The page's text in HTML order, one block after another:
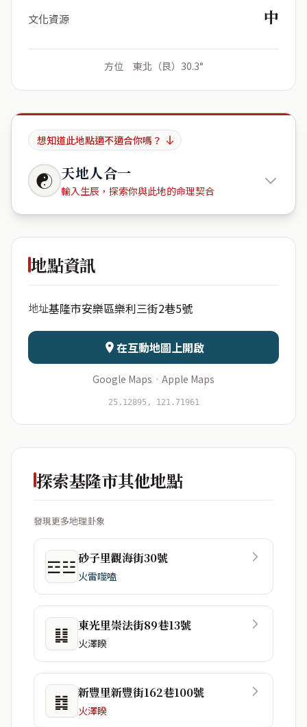
文化資源 中
方位 東北（艮）30.3°
想知道此地點適不適合你嗎？
☯ 天地人合一
輸入生辰，探索你與此地的命理契合
Home
日期 出生時辰
資料僅用於即時分析，不會儲存於伺服器
地點資訊
地址基隆市安樂區樂利三街2巷5號
在互動地圖上開啟
Google Maps · Apple Maps
25.12895, 121.71961
探索基隆市其他地點
發現更多地理卦象
☲☳砂子里觀海街30號
火雷噬嗑
䷆ 東光里崇法街89巷13號
火澤睽
䷜ 新豐里新豐街162巷100號
火澤睽